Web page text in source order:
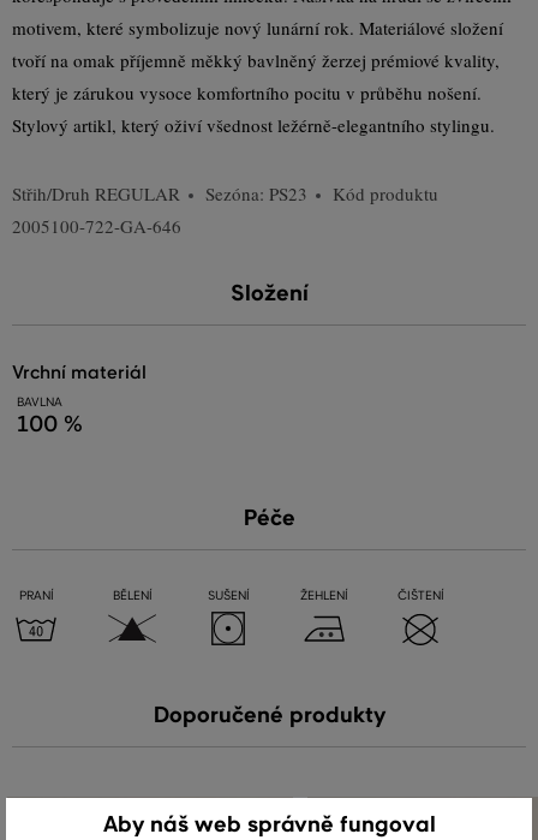
motivem, které symbolizuje nový lunární rok. Materiálové složení
tvoří na omak příjemně měkký bavlněný žerzej prémiové kvality,
který je zárukou vysoce komfortního pocitu v průběhu nošení.
Stylový artikl, který oživí všednost ležérně-elegantního stylingu.
Střih/Druh REGULAR Sezóna: PS23
Kód produktu
2005100-722-GA-646
Složení
vrchní materiál
BAVLNA
100 %
Péče
PRANÍ BĚLENÍ SUŠENÍ ŽEHLENÍ ČIŠTENÍ
Doporučené produkty
Aby náš web správně fungoval